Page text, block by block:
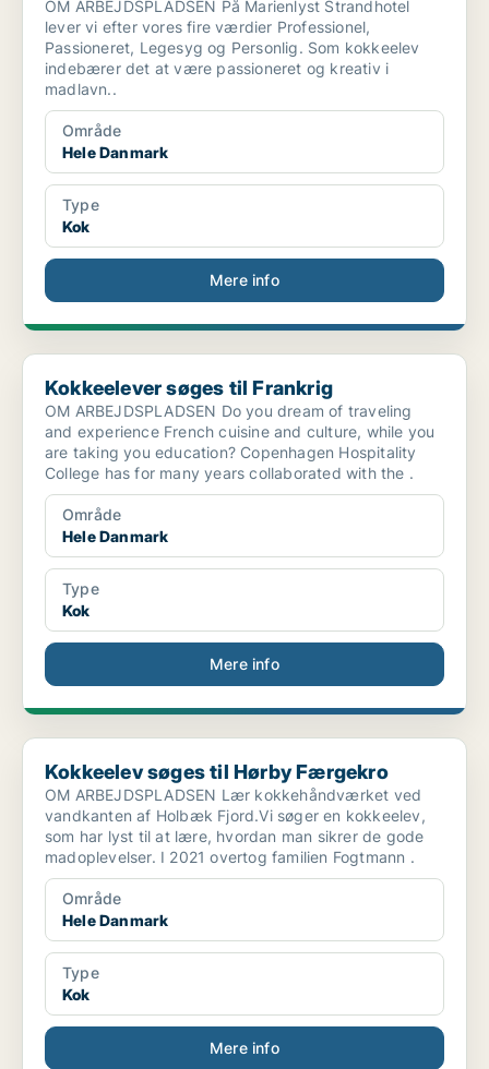
OM ARBEJDSPLADSEN På Marienlyst Strandhotel
lever vi efter vores fire værdier Professionel,
Passioneret, Legesyg og Personlig. Som kokkeelev
indebærer det at være passioneret og kreativ i
madlavn..
Område
Hele Danmark
Type
Kok
Mere info
Kokkeelever søges til Frankrig
Kokkeelever søges til Frankrig
OM ARBEJDSPLADSEN Do you dream of traveling
and experience French cuisine and culture, while you
are taking you education? Copenhagen Hospitality
College has for many years collaborated with the .
Område
Hele Danmark
Type
Kok
Mere info
Kokkeelev søges til Hørby Færgekro
Kokkeelev søges til Hørby Færgekro
OM ARBEJDSPLADSEN Lær kokkehåndværket ved
vandkanten af Holbæk Fjord.Vi søger en kokkeelev,
som har lyst til at lære, hvordan man sikrer de gode
madoplevelser. I 2021 overtog familien Fogtmann .
Område
Hele Danmark
Type
Kok
Mere info